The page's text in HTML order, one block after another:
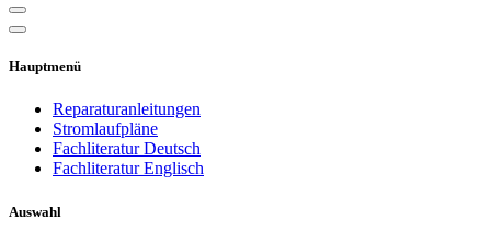
Hauptmenü
Reparaturanleitungen
Stromlaufpläne
Fachliteratur Deutsch
Fachliteratur Englisch
Auswahl